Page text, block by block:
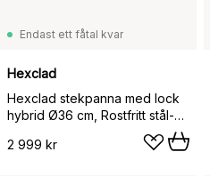
Endast ett fåtal kvar
Hexclad
Hexclad stekpanna med lock
hybrid Ø36 cm, Rostfritt stål-
2 999 kr